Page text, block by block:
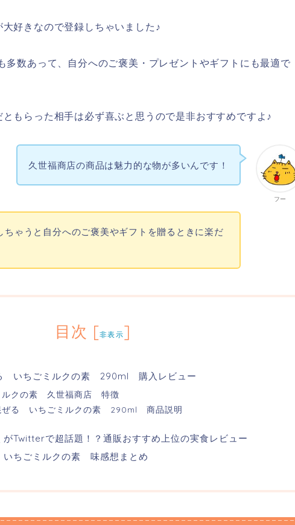
好きなので登録しちゃいました♪
多数あって、自分へのご褒美・プレゼントやギフトにも最適で
もらった相手は必ず喜ぶと思うので是非おすすめですよ♪
フー
久世福商店の商品は魅力的な物が多いんです！
ちゃうと自分へのご褒美やギフトを贈るときに楽だ
目次 [非表示]
いちごミルクの素 290ml 購入レビュー
ルクの素 久世福商店 特徴
ぜる いちごミルクの素 290ml 商品説明
がTwitterで超話題！？通販おすすめ上位の実食レビュー
ちごミルクの素 味感想まとめ